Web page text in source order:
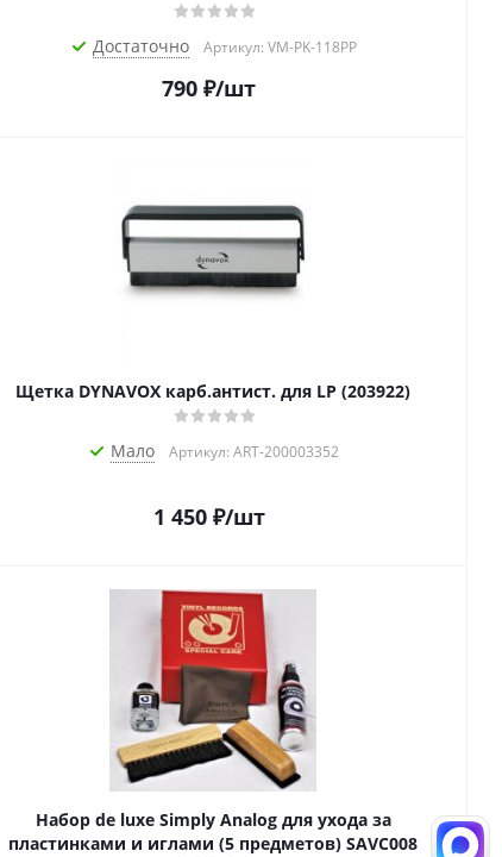
Достаточно Артикул: VM-PK-118PP
790 ₽/шт
Щетка DYNAVOX карб.антист. для LP (203922)
Мало Артикул: ART-200003352
1 450₽/шт
Набор de luxe Simply Analog для ухода за
пластинками и иглами (5 предметов) SAVC008